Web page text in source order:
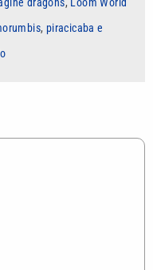
dragons, Loom World
, piracicaba e